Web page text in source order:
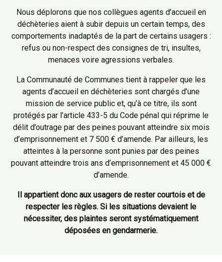
Nous déplorons que nos collègues agents d’accueil en
déchèteries aient à subir depuis un certain temps, des
comportements inadaptés de la part de certains usagers :
refus ou non-respect des consignes de tri, insultes,
menaces voire agressions verbales.
La Communauté de Communes tient à rappeler que les
agents d’accueil en déchèteries sont chargés d’une
mission de service public et, qu’à ce titre, ils sont
protégés par l’article 433-5 du Code pénal qui réprime le
délit d’outrage par des peines pouvant atteindre six mois
d’emprisonnement et 7 500 € d’amende. Par ailleurs, les
atteintes à la personne sont punies par des peines
pouvant atteindre trois ans d’emprisonnement et 45 000 €
d’amende.
Il appartient donc aux usagers de rester courtois et de
respecter les règles. Si les situations devaient le
nécessiter, des plaintes seront systématiquement
déposées en gendarmerie.